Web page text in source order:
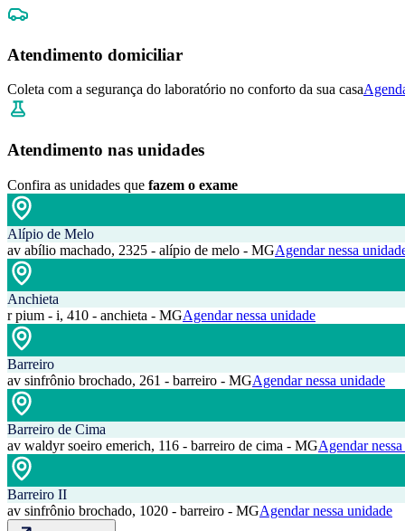
Atendimento domiciliar
Coleta com a segurança do laboratório no conforto da sua casa
Atendimento nas unidades
Confira as unidades que fazem o exame
Alípio de Melo
av abílio machado, 2325 - alípio de melo - MGAgendar nessa
Anchieta
r pium - i, 410 - anchieta - MGAgendar nessa unidade
Barreiro
av sinfrônio brochado, 261 - barreiro - MGAgendar nessa unidade
Barreiro de Cima
av waldyr soeiro emerich, 116 - barreiro de cima - MGAgendar
Barreiro II
av sinfrônio brochado, 1020 - barreiro - MGAgendar nessa unidade